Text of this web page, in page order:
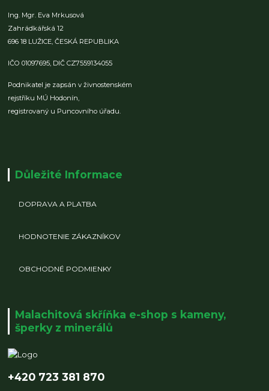
Ing. Mgr. Eva Mrkusová
Zahrádkářská 12
696 18 LUŽICE,ČESKÁ REPUBLIKA
IČO 01097695, DIČ CZ7559134055
Podnikatel je zapsán v živnostenském
rejstříku MÚ Hodonín,
registrovaný u Puncovního úřadu.
Důležité Informace
DOPRAVA A PLATBA
HODNOTENIE ZÁKAZNÍKOV
OBCHODNÉ PODMIENKY
Malachitová skříňka e-shop s kameny,
šperky z minerálů
+420 723 381 870